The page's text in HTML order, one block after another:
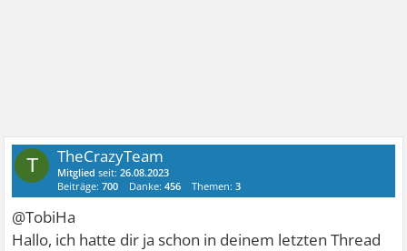
T TheCrazyTeam
Mitglied seit:26.08.2023
Beiträge:700 Danke:456 Themen:3
@TobiHa
Hallo, ich hatte dir ja schon in deinem letzten Thread